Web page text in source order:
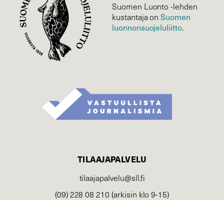
Suomen Luonto -lehden
kustantaja onSuomen
luonnonsuojelu­liitto.
TILAAJAPALVELU
tilaajapalvelu@sll.fi
(09) 228 08 210 (arkisin klo 9-15)